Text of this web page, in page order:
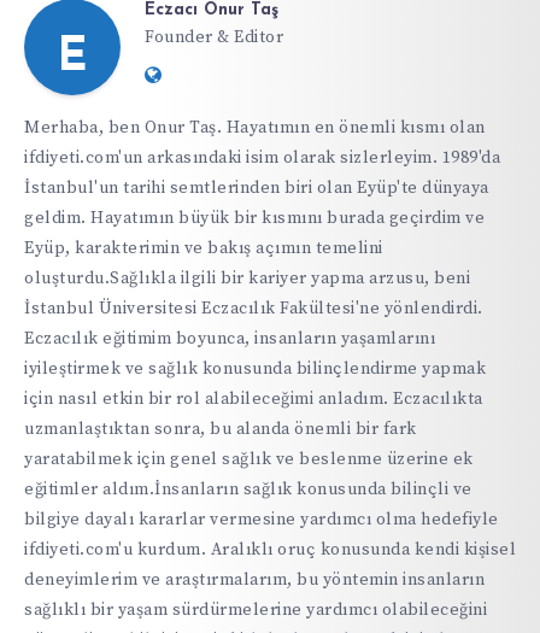
E
Eczacı Onur Taş
Founder & Editor
Website:
Merhaba, ben Onur Taş. Hayatımın en önemli kısmı olan
ifdiyeti.com'un arkasındaki isim olarak sizlerleyim. 1989'da
İstanbul'un tarihi semtlerinden biri olan Eyüp'te dünyaya
geldim. Hayatımın büyük bir kısmını burada geçirdim ve
Eyüp, karakterimin ve bakış açımın temelini
oluşturdu.Sağlıkla ilgili bir kariyer yapma arzusu, beni
İstanbul Üniversitesi Eczacılık Fakültesi'ne yönlendirdi.
Eczacılık eğitimim boyunca, insanların yaşamlarını
iyileştirmek ve sağlık konusunda bilinçlendirme yapmak
için nasıl etkin bir rol alabileceğimi anladım. Eczacılıkta
uzmanlaştıktan sonra, bu alanda önemli bir fark
yaratabilmek için genel sağlık ve beslenme üzerine ek
eğitimler aldım.İnsanların sağlık konusunda bilinçli ve
bilgiye dayalı kararlar vermesine yardımcı olma hedefiyle
ifdiyeti.com'u kurdum. Aralıklı oruç konusunda kendi kişisel
deneyimlerim ve araştırmalarım, bu yöntemin insanların
sağlıklı bir yaşam sürdürmelerine yardımcı olabileceğini